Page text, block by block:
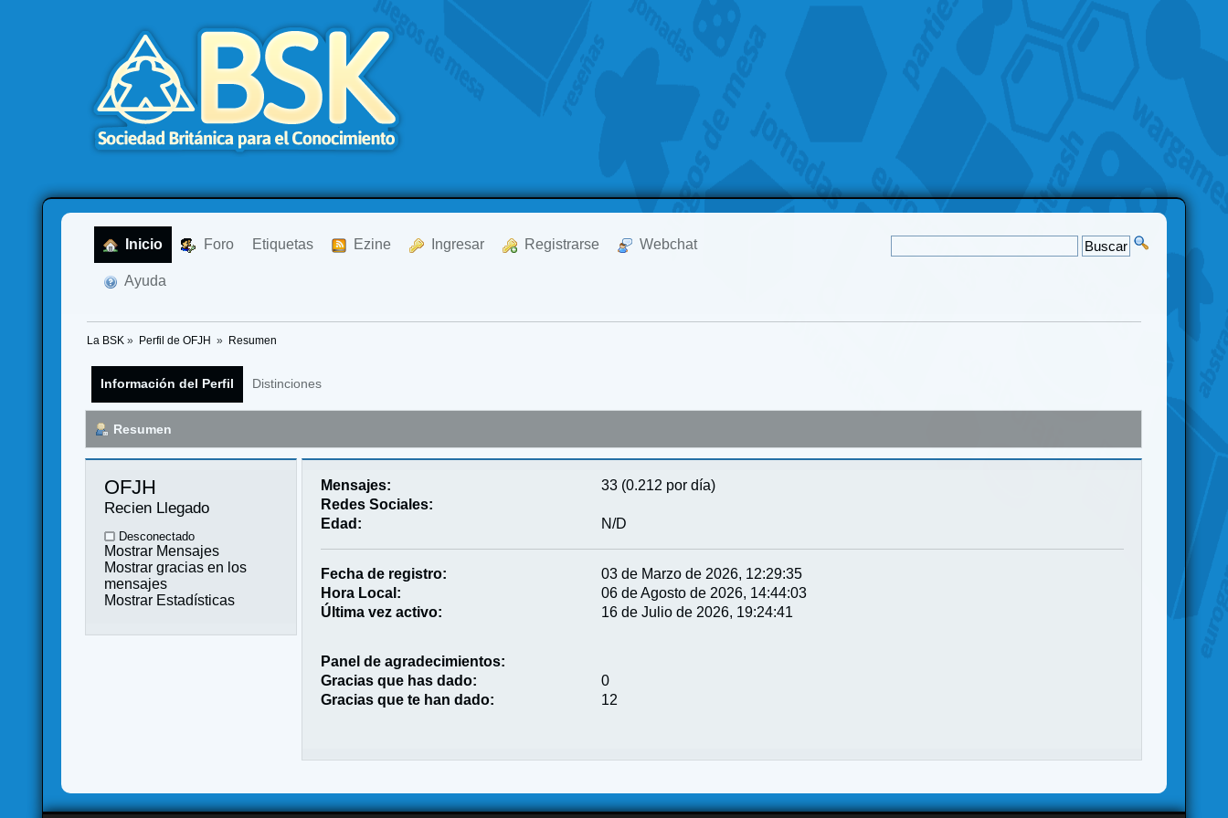
Inicio Foro Etiquetas Ezine Ingresar Registrarse Webchat
Ayuda
La BSK » Perfil de OFJH » Resumen
Información del Perfil Distinciones
Resumen
OFJH
Recien Llegado
Desconectado
Mostrar Mensajes
Mostrar gracias en los
mensajes
Mostrar Estadísticas
Mensajes:
33 (0.212 por día)
Redes Sociales:
Edad:
N/D
Fecha de registro:
03 de Marzo de 2026, 12:29:35
Hora Local:
06 de Agosto de 2026, 14:44:03
Última vez activo:
16 de Julio de 2026, 19:24:41
Panel de agradecimientos:
Gracias que has dado:
0
Gracias que te han dado:
12